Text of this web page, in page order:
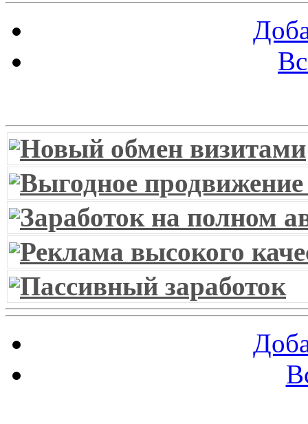
Новый обмен визитами
Выгодное продвижение
Заработок на полном
Реклама высокого
Пассивный заработок